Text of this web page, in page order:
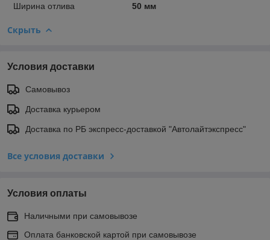
Ширина отлива 50 мм
Скрыть
Условия доставки
Самовывоз
Доставка курьером
Доставка по РБ экспресс-доставкой "Автолайтэкспресс"
Все условия доставки
Условия оплаты
Наличными при самовывозе
Оплата банковской картой при самовывозе